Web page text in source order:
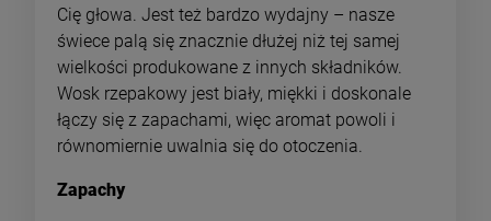
Cię głowa. Jest też bardzo wydajny – nasze
świece palą się znacznie dłużej niż tej samej
wielkości produkowane z innych składników.
Wosk rzepakowy jest biały, miękki i doskonale
łączy się z zapachami, więc aromat powoli i
równomiernie uwalnia się do otoczenia.
Zapachy